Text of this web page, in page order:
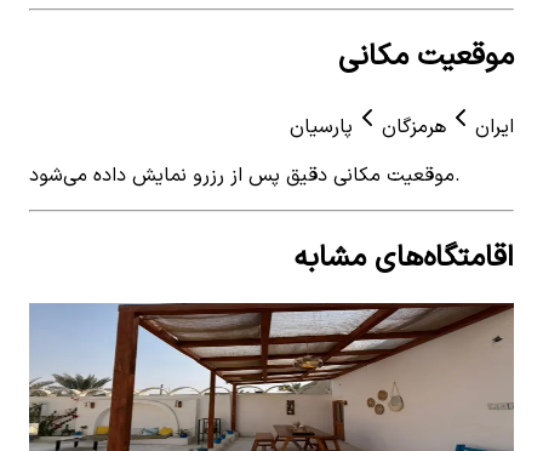
موقعیت مکانی
ایران هرمزگان
پارسیان
موقعیت مکانی دقیق پس از رزرو نمایش داده می‌شود.
اقامتگاه‌های مشابه
View details for اقامتگاه بومگردی در کوشکنار پارسیان -
ورجی
اقامتگاه بومگردی در کوشکنار پارسیان - ورجی